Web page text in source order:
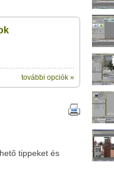
további opciók »
tippeket és